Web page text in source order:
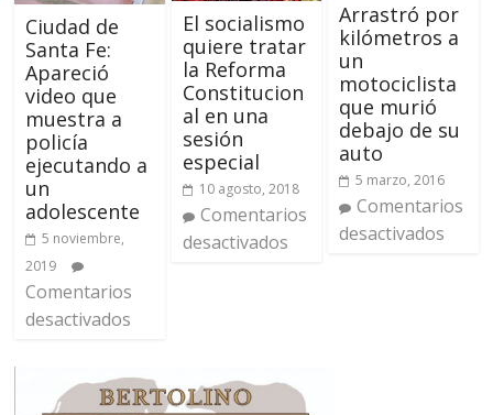
Ciudad de
Santa Fe:
Apareció
video que
muestra a
policía
ejecutando a
un
adolescente
5 noviembre,
2019
Comentarios
desactivados
El socialismo
quiere tratar
la Reforma
Constitucion
al en una
sesión
especial
10 agosto, 2018
Comentarios
desactivados
Arrastró por
kilómetros a
un
motociclista
que murió
debajo de su
auto
5 marzo, 2016
Comentarios
desactivados